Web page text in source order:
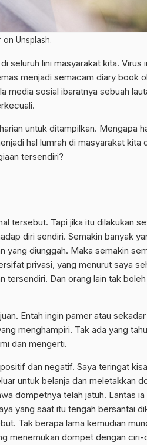
on Unsplash.
seluruh lini masyarakat kita. Virus
menjadi semacam diary book
media sosial ibaratnya sebuah
untuk ditampilkan. Mengapa
hal lumrah di masyarakat kita
tersendiri?
tersebut. Tapi jika itu dilakukan
diri sendiri. Semakin banyak
yang diunggah. Maka semakin
privasi, yang menurut saya
tersendiri. Dan orang lain tak
Entah ingin pamer atau
menghampiri. Tak ada yang
dan mengerti.
dan negatif. Saya teringat
untuk belanja dan meletakkan
dompetnya telah jatuh. Lantas ia
yang saat itu tengah bersantai
Tak berapa lama kemudian
menemukan dompet dengan ciri-